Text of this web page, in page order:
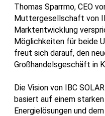
Thomas Sparrmo, CEO
Muttergesellschaft von
Marktentwicklung
Möglichkeiten für beide
freut sich darauf, den
Großhandelsgeschäft in
Die Vision von IBC
basiert auf einem
Energielösungen und